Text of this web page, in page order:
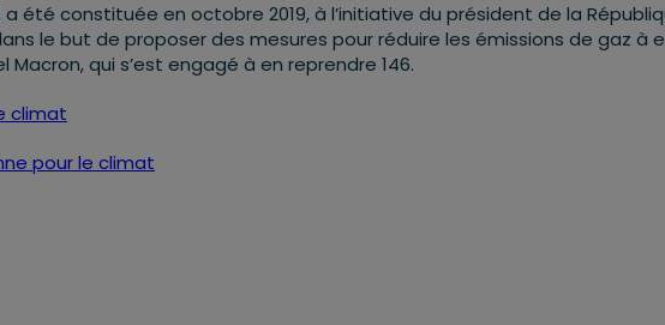
a été constituée en octobre 2019, à l’initiative du président de la
le but de proposer des mesures pour réduire les émissions de gaz à
Macron, qui s’est engagé à en reprendre 146.
climat
pour le climat